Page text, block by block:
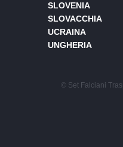
SLOVENIA
SLOVACCHIA
UCRAINA
UNGHERIA
© Set Falciani